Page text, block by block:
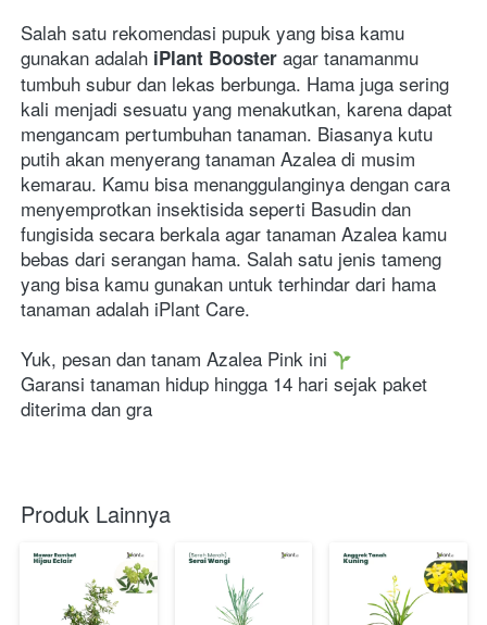
Salah satu rekomendasi pupuk yang bisa kamu
gunakan adalah iPlant Booster agar tanamanmu
tumbuh subur dan lekas berbunga. Hama juga sering
kali menjadi sesuatu yang menakutkan, karena dapat
mengancam pertumbuhan tanaman. Biasanya kutu
putih akan menyerang tanaman Azalea di musim
kemarau. Kamu bisa menanggulanginya dengan cara
menyemprotkan insektisida seperti Basudin dan
fungisida secara berkala agar tanaman Azalea kamu
bebas dari serangan hama. Salah satu jenis tameng
yang bisa kamu gunakan untuk terhindar dari hama
tanaman adalah iPlant Care.
Yuk, pesan dan tanam Azalea Pink ini
Garansi tanaman hidup hingga 14 hari sejak paket
diterima dan gra
Produk Lainnya